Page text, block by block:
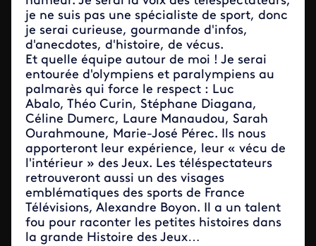
je ne suis pas une spécialiste de sport, donc
je serai curieuse, gourmande d'infos,
d'anecdotes, d'histoire, de vécus.
Et quelle équipe autour de moi ! Je serai
entourée d'olympiens et paralympiens au
palmarès qui force le respect : Luc
Abalo, Théo Curin, Stéphane Diagana,
Céline Dumerc, Laure Manaudou, Sarah
Ourahmoune, Marie-José Pérec. Ils nous
apporteront leur expérience, leur « vécu de
l'intérieur » des Jeux. Les téléspectateurs
retrouveront aussi un des visages
emblématiques des sports de France
Télévisions, Alexandre Boyon. Il a un talent
fou pour raconter les petites histoires dans
la grande Histoire des Jeux…